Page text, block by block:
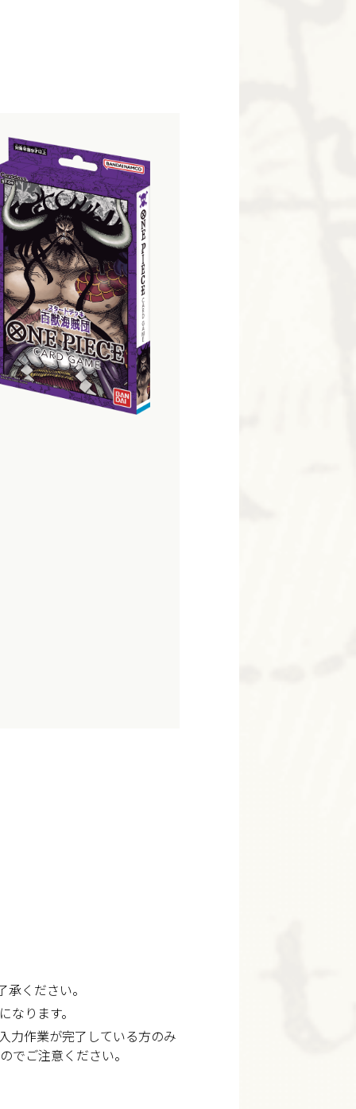
ください。
ります。
力作業が完了している方のみ
でご注意ください。